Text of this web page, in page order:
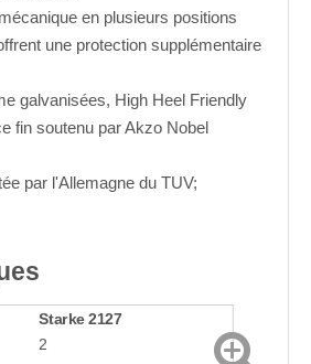
en plusieurs positions
une protection supplémentaire
galvanisées, High Heel Friendly
fin soutenu par Akzo Nobel
par l'Allemagne du TUV;
Starke 2127
2